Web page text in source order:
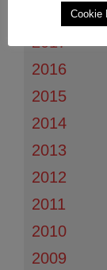
2017
2016
2015
2014
2013
2012
2011
2010
2009
Cookie